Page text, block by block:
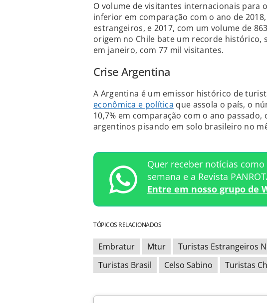
O volume de visitantes internacionais para
inferior em comparação com o ano de
estrangeiros, e 2017, com um volume de
origem no Chile bate um recorde histórico,
em janeiro, com 77 mil visitantes.
Crise Argentina
A Argentina é um emissor histórico de
econômica e política que assola o país, o
10,7% em comparação com o ano
argentinos pisando em solo brasileiro no
Quer receber notícias
semana e a Revista
Entre em nosso grupo de
TÓPICOS RELACIONADOS
Embratur Mtur Turistas Estrangeiros
Turistas Brasil
Celso Sabino Turistas